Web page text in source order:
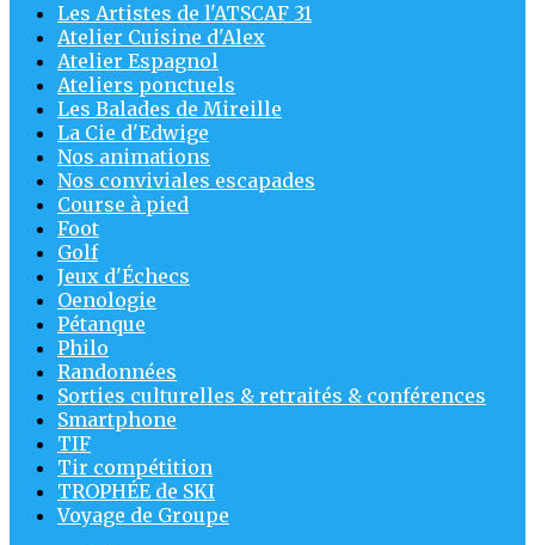
Les Artistes de l'ATSCAF 31
Atelier Cuisine d'Alex
Atelier Espagnol
Ateliers ponctuels
Les Balades de Mireille
La Cie d'Edwige
Nos animations
Nos conviviales escapades
Course à pied
Foot
Golf
Jeux d'Échecs
Oenologie
Pétanque
Philo
Randonnées
Sorties culturelles & retraités & conférences
Smartphone
TIF
Tir compétition
TROPHÉE de SKI
Voyage de Groupe